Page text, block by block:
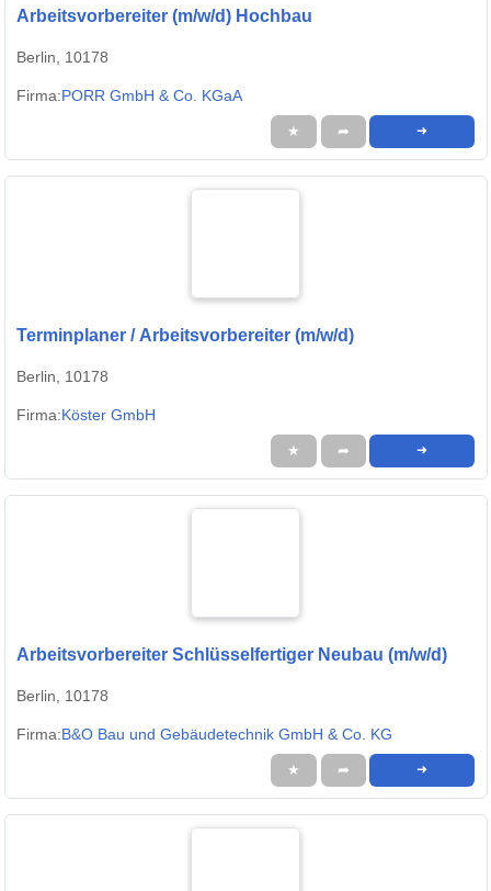
Arbeitsvorbereiter (m/w/d) Hochbau
Berlin, 10178
Firma:PORR GmbH & Co. KGaA
★ ➦ ➜
Terminplaner / Arbeitsvorbereiter (m/w/d)
Berlin, 10178
Firma:Köster GmbH
★ ➦ ➜
Arbeitsvorbereiter Schlüsselfertiger Neubau (m/w/d)
Berlin, 10178
Firma:B&O Bau und Gebäudetechnik GmbH & Co. KG
★ ➦ ➜